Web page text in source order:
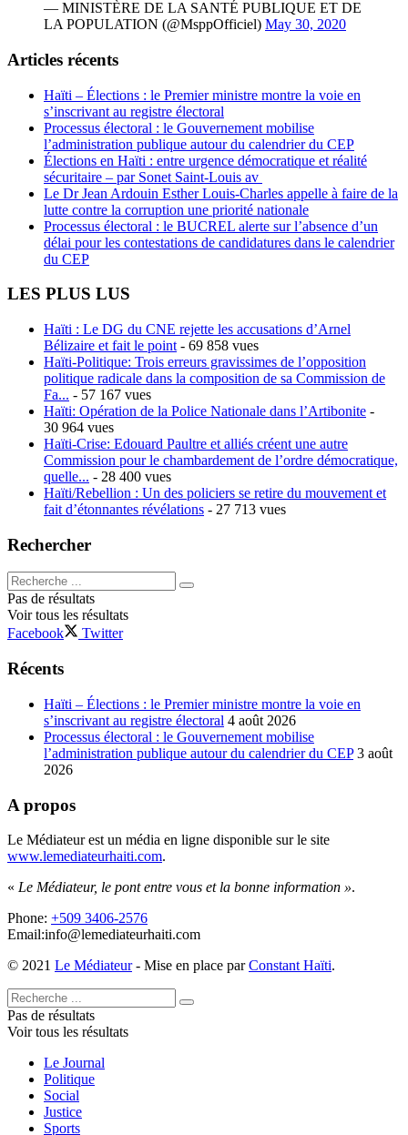
— MINISTÈRE DE LA SANTÉ PUBLIQUE ET DE
LA POPULATION (@MsppOfficiel) May 30, 2020
Articles récents
Haïti – Élections : le Premier ministre montre la voie en
s’inscrivant au registre électoral
Processus électoral : le Gouvernement mobilise
l’administration publique autour du calendrier du CEP
Élections en Haïti : entre urgence démocratique et réalité
sécuritaire – par Sonet Saint-Louis av
Le Dr Jean Ardouin Esther Louis-Charles appelle à faire de la
lutte contre la corruption une priorité nationale
Processus électoral : le BUCREL alerte sur l’absence d’un
délai pour les contestations de candidatures dans le calendrier
du CEP
LES PLUS LUS
Haïti : Le DG du CNE rejette les accusations d’Arnel
Bélizaire et fait le point - 69 858 vues
Haïti-Politique: Trois erreurs gravissimes de l’opposition
politique radicale dans la composition de sa Commission de
Fa... - 57 167 vues
Haïti: Opération de la Police Nationale dans l’Artibonite -
30 964 vues
Haïti-Crise: Edouard Paultre et alliés créent une autre
Commission pour le chambardement de l’ordre démocratique,
quelle... - 28 400 vues
Haïti/Rebellion : Un des policiers se retire du mouvement et
fait d’étonnantes révélations - 27 713 vues
Rechercher
Pas de résultats
Voir tous les résultats
Facebook
Twitter
Récents
Haïti – Élections : le Premier ministre montre la voie en
s’inscrivant au registre électoral 4 août 2026
Processus électoral : le Gouvernement mobilise
l’administration publique autour du calendrier du CEP 3 août
2026
A propos
Le Médiateur est un média en ligne disponible sur le site
www.lemediateurhaiti.com.
« Le Médiateur, le pont entre vous et la bonne information ».
Phone: +509 3406-2576
Email:info@lemediateurhaiti.com
© 2021 Le Médiateur- Mise en place parConstant Haïti.
Pas de résultats
Voir tous les résultats
Le Journal
Politique
Social
Justice
Sports